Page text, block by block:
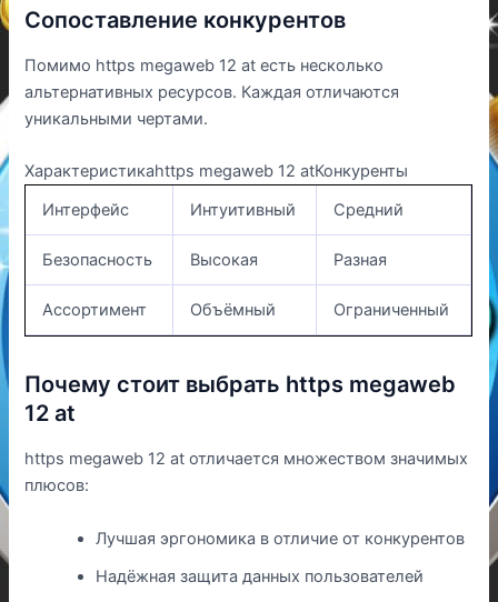
Сопоставление конкурентов
Помимо https megaweb 12 at есть несколько
альтернативных ресурсов. Каждая отличаются
уникальными чертами.
Характеристикаhttps megaweb 12 atКонкуренты
Интерфейс
Интуитивный Средний
Безопасность Высокая Разная
Ассортимент Объёмный Ограниченный
Почему стоит выбрать https megaweb
12 at
https megaweb 12 at отличается множеством значимых
плюсов:
Лучшая эргономика в отличие от конкурентов
Надёжная защита данных пользователей